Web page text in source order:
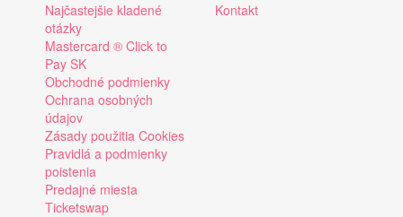
Najčastejšie kladené
otázky
Mastercard ® Click to
Pay SK
Obchodné podmienky
Ochrana osobných
údajov
Zásady použitia Cookies
Pravidlá a podmienky
poistenia
Predajné miesta
Ticketswap
Kontakt